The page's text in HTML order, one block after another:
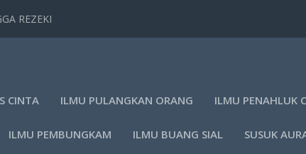
REZEKI
CINTA ILMU PULANGKAN ORANG ILMU PENAHLUK
ILMU PEMBUNGKAM ILMU BUANG SIAL SUSUK